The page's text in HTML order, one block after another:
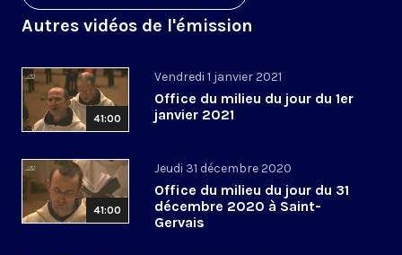
Autres vidéos de l'émission
41:00
Vendredi 1 janvier 2021
Office du milieu du jour du 1er
janvier 2021
41:00
Jeudi 31 décembre 2020
Office du milieu du jour du 31
décembre 2020 à Saint-
Gervais